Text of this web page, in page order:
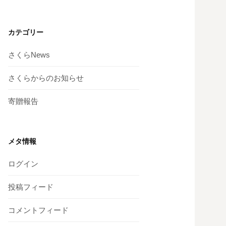
カテゴリー
さくらNews
さくらからのお知らせ
寄贈報告
メタ情報
ログイン
投稿フィード
コメントフィード